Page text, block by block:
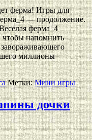
ферма! Игры для
— продолжение.
ферма_4
чтобы напомнить
завораживающего
миллионы
Метки:Мини игры
дочки